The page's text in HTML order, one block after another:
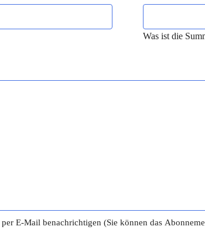
Was ist die
E-Mail benachrichtigen (Sie können das